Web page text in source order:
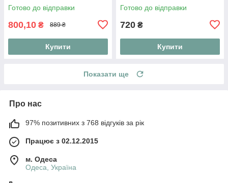
Готово до відправки
800,10 ₴ 889 ₴
Купити
Готово до відправки
720 ₴
Купити
Показати ще
Про нас
97% позитивних з 768 відгуків за рік
Працює з 02.12.2015
м. Одеса
Одеса, Україна